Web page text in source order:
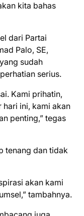
kita bahas
dari Partai
Palo, SE,
sudah
serius.
Kami prihatin,
hari ini, kami akan
penting,” tegas
tenang dan tidak
akan kami
tambahnya.